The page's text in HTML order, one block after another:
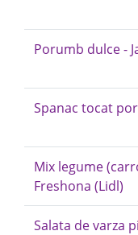
Porumb dulce -
Spanac tocat
Mix legume
Freshona (Lidl)
Salata de varza